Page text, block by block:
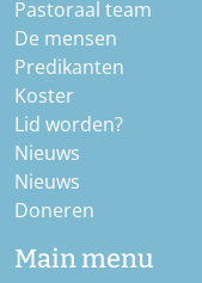
Pastoraal team
De mensen
Predikanten
Koster
Lid worden?
Nieuws
Nieuws
Doneren
Main menu